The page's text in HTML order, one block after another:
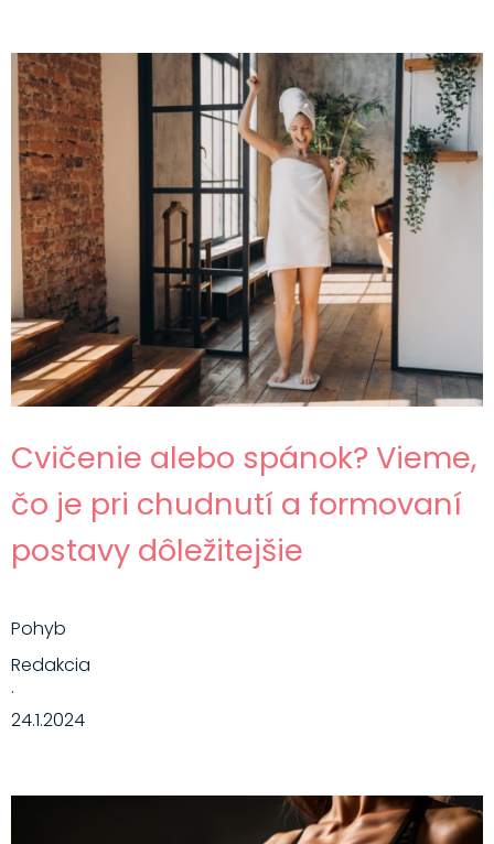
Cvičenie alebo spánok? Vieme,
čo je pri chudnutí a formovaní
postavy dôležitejšie
Pohyb
Redakcia
·
24.1.2024